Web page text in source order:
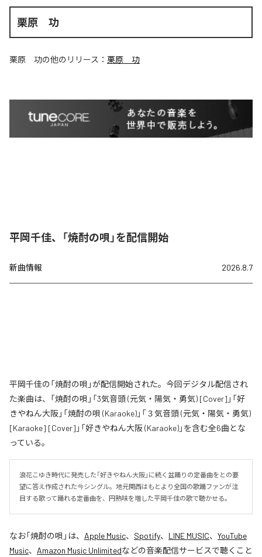
栗原 功
栗原 功の他のリリース： 栗原 功
平岡千佳、「焼酎の唄」を配信開始
新曲情報 2026.8.7
平岡千佳の「焼酎の唄」が配信開始された。今回デジタル配信され
た楽曲は、「焼酎の唄」「3気音頭 (元気・陽気・勇気) [Cover]」「好
きやねん大阪」「焼酎の唄 (Karaoke)」「３気音頭 (元気・陽気・勇気)
[Karaoke] [Cover]」「好きやねん大阪 (Karaoke)」を含む全6曲とな
っている。
浪花こゆき時代に発売した「好きやねん大阪」に続く盆踊りの定番曲をとの要
望に答え作成された今シングル。地元関西はもとより全国の歌踊ファンが注
目する歌って踊れる定番曲を、円熟味を増した平岡千佳の歌で聴かせる。
なお「焼酎の唄 」は、 Apple Music、 Spotify、 LINE MUSIC、 YouTube
Music、 Amazon Music Unlimitedなどの音楽配信サービスで聴くこと